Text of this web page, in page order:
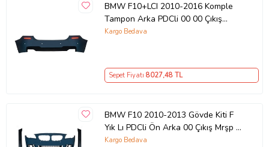
BMW F10+LCI 2010-2016 Komple
Tampon Arka PDCli 00 00 Çıkış
M550i 51128048594 Wender
Kargo Bedava
Sepet Fiyatı 8027,48 TL
BMW F10 2010-2013 Gövde Kiti F
Yık Lı PDCli Ön Arka 00 Çıkış Mrşp Li
M Tech 51128048594 Wender
Kargo Bedava